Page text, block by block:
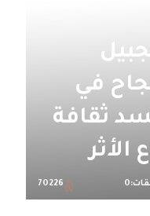
في
ثقافة
الأثر
70226